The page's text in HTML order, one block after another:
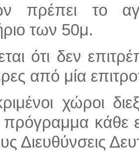
πρέπει το
των 50μ.
ότι δεν
από μία
χώροι
πρόγραμμα κάθε
Διευθύνσεις